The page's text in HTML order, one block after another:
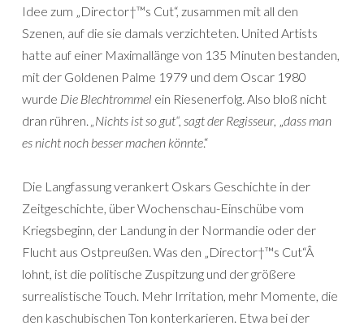
Idee zum „Director†™s Cut“, zusammen mit all den
Szenen, auf die sie damals verzichteten. United Artists
hatte auf einer Maximallänge von 135 Minuten bestanden,
mit der Goldenen Palme 1979 und dem Oscar 1980
wurde Die Blechtrommel ein Riesenerfolg. Also bloß nicht
dran rühren. „Nichts ist so gut“, sagt der Regisseur, „dass man
es nicht noch besser machen könnte.“
Die Langfassung verankert Oskars Geschichte in der
Zeitgeschichte, über Wochenschau-Einschübe vom
Kriegsbeginn, der Landung in der Normandie oder der
Flucht aus Ostpreußen. Was den „Director†™s Cut“Â
lohnt, ist die politische Zuspitzung und der größere
surrealistische Touch. Mehr Irritation, mehr Momente, die
den kaschubischen Ton konterkarieren. Etwa bei der